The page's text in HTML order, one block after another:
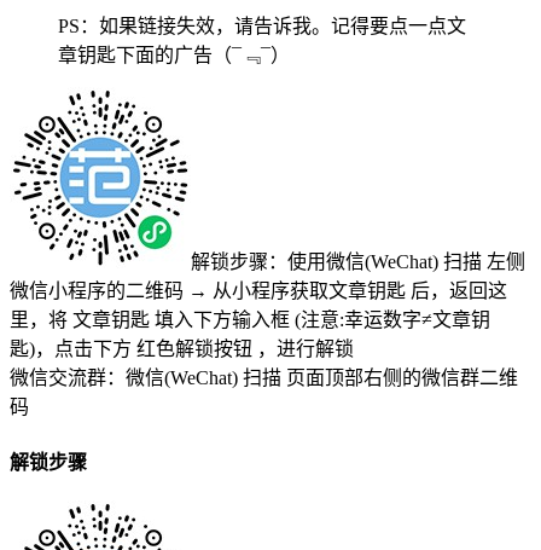
PS：如果链接失效，请告诉我。记得要点一点文
章钥匙下面的广告 （¯﹃¯）
解锁步骤：使用微信(WeChat) 扫描 左侧
微信小程序的二维码 → 从小程序获取文章钥匙 后，返回这
里，将 文章钥匙 填入下方输入框 (注意:幸运数字≠文章钥
匙)，点击下方 红色解锁按钮 ，进行解锁
微信交流群：微信(WeChat) 扫描 页面顶部右侧的微信群二维
码
解锁步骤